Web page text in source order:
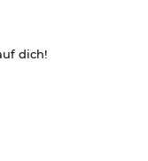
dich!